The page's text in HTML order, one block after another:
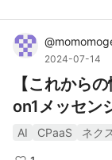
@
2024-07-14
【これから
on1メッセン
AI CPaaS ネク